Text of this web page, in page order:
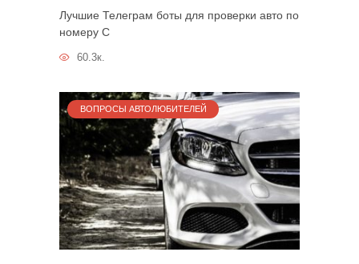
Лучшие Телеграм боты для проверки авто по
номеру С
60.3к.
ВОПРОСЫ АВТОЛЮБИТЕЛЕЙ